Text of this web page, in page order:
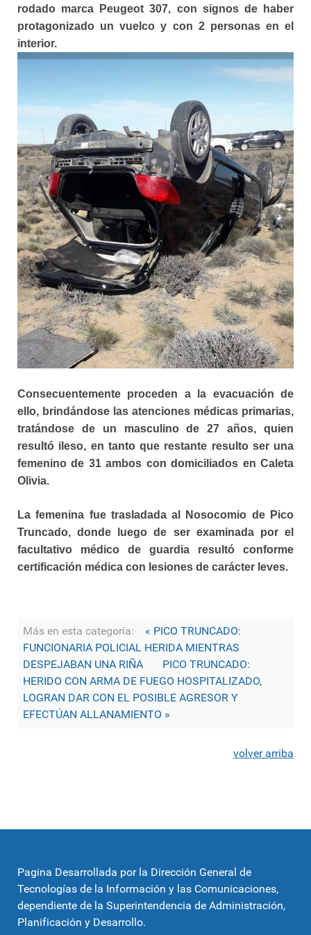
rodado marca Peugeot 307, con signos de haber
protagonizado un vuelco y con 2 personas en el
interior.
Consecuentemente proceden a la evacuación de
ello, brindándose las atenciones médicas primarias,
tratándose de un masculino de 27 años, quien
resultó ileso, en tanto que restante resulto ser una
femenino de 31 ambos con domiciliados en Caleta
Olivia.
La femenina fue trasladada al Nosocomio de Pico
Truncado, donde luego de ser examinada por el
facultativo médico de guardia resultó conforme
certificación médica con lesiones de carácter leves.
Más en esta categoría:
« PICO TRUNCADO:
FUNCIONARIA POLICIAL HERIDA MIENTRAS
DESPEJABAN UNA RIÑA
PICO TRUNCADO:
HERIDO CON ARMA DE FUEGO HOSPITALIZADO,
LOGRAN DAR CON EL POSIBLE AGRESOR Y
EFECTÚAN ALLANAMIENTO »
volver arriba
Pagina Desarrollada por la Dirección General de
Tecnologías de la Información y las Comunicaciones,
dependiente de la Superintendencia de Administración,
Planificación y Desarrollo.